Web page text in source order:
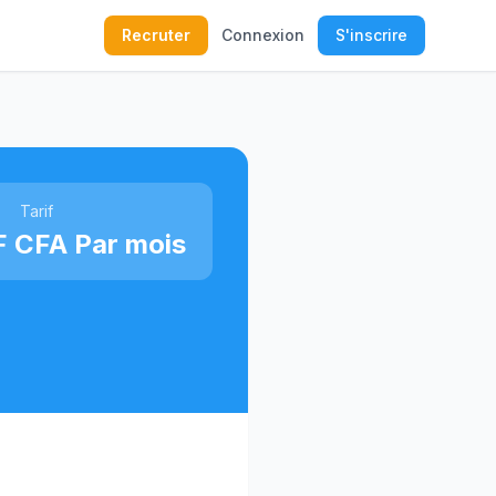
Recruter Connexion S'inscrire
Tarif
CFA Par mois